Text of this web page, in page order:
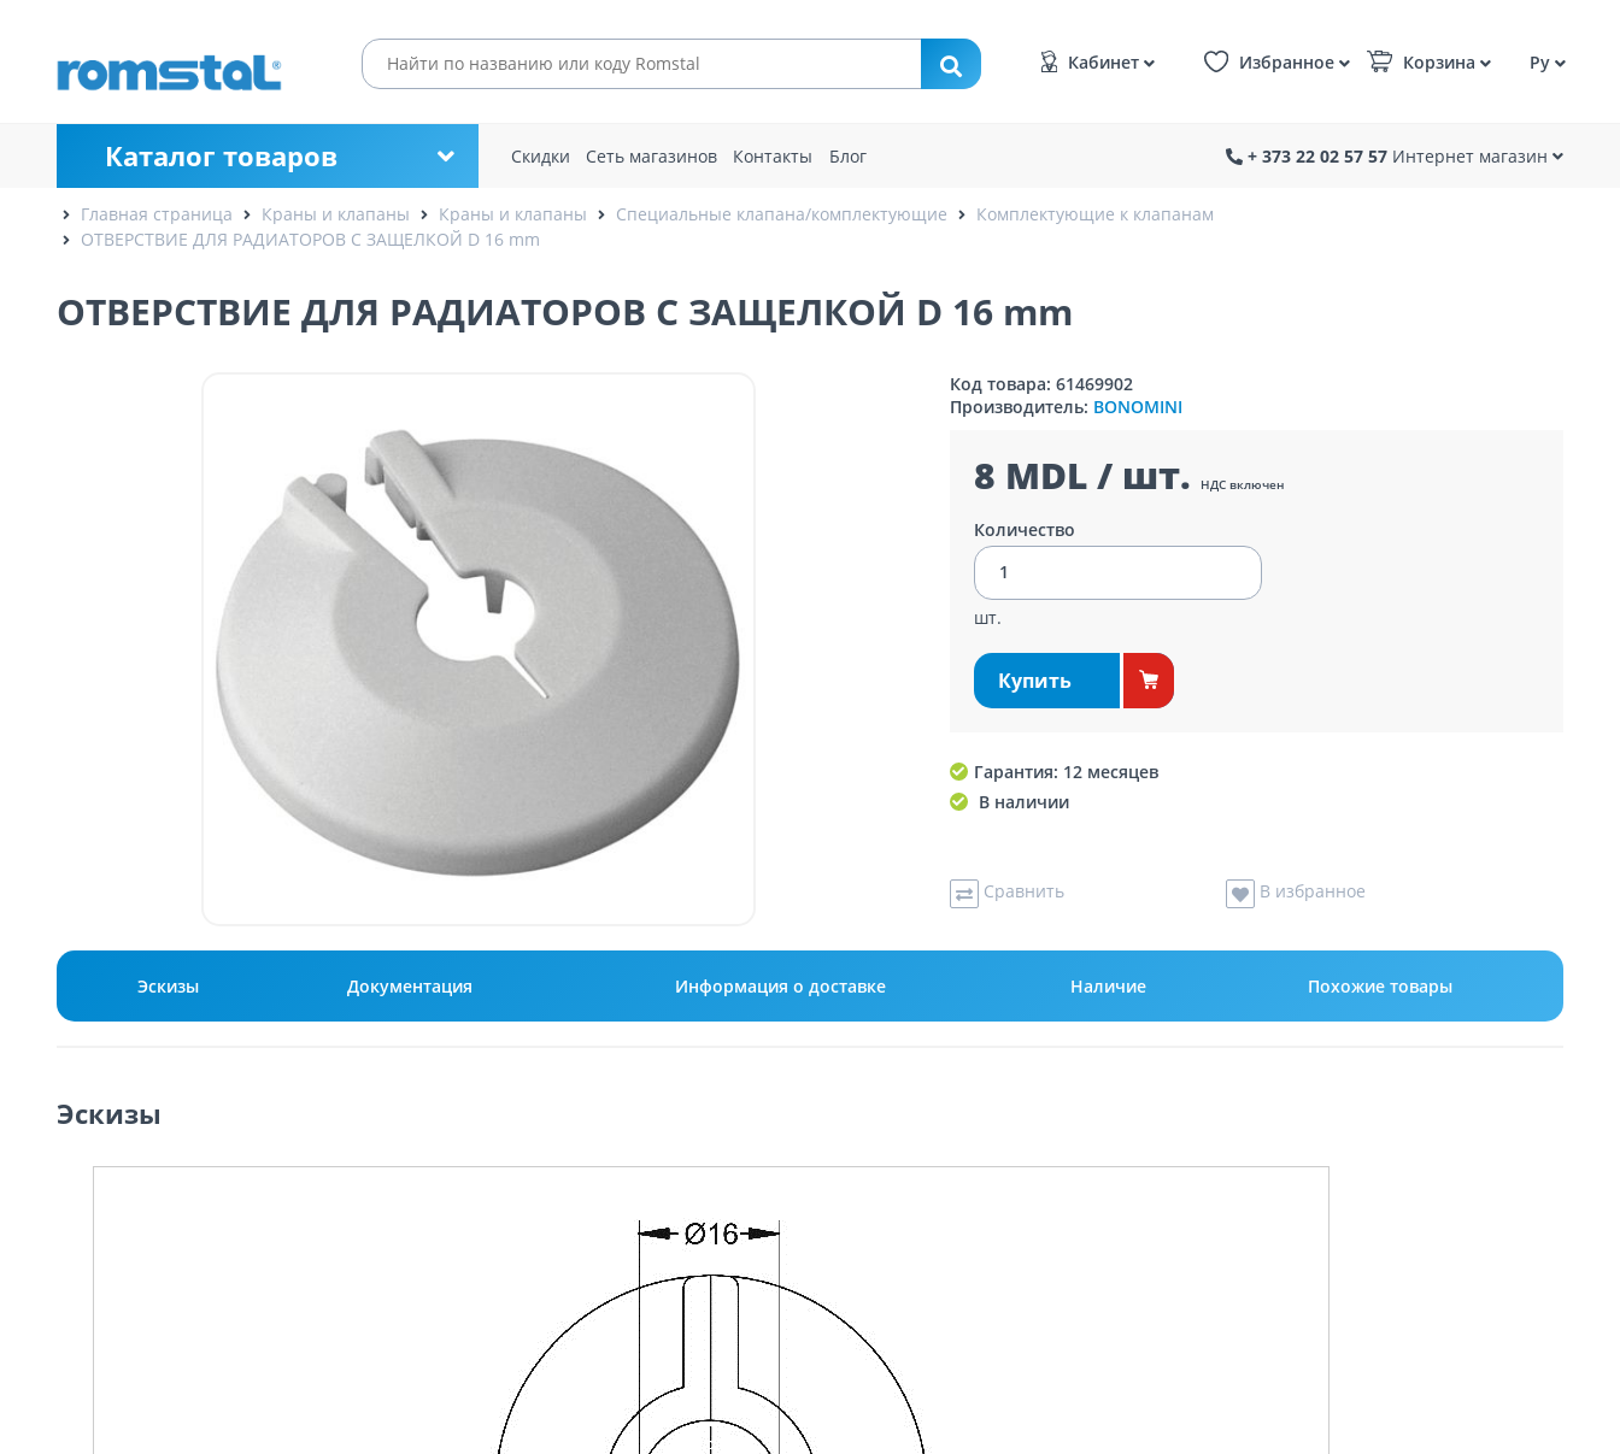
Кабинет Избранное Корзина Ру
Каталог товаров Скидки Сеть магазинов Контакты Блог + 373 22 02 57 57 Интернет магазин
Главная страница Краны и клапаны Краны и клапаны Специальные клапана/комплектующие
Комплектующие к клапанам
ОТВЕРСТВИЕ ДЛЯ РАДИАТОРОВ С ЗАЩЕЛКОЙ D 16 mm
ОТВЕРСТВИЕ ДЛЯ РАДИАТОРОВ С ЗАЩЕЛКОЙ D 16 mm
Код товара: 61469902
Производитель: BONOMINI
8 MDL / шт. НДС включен
Количество
шт.
Купить
Гарантия: 12 месяцев
В наличии
Сравнить В избранное
Эскизы Документация Информация о доставке Наличие Похожие товары
Эскизы